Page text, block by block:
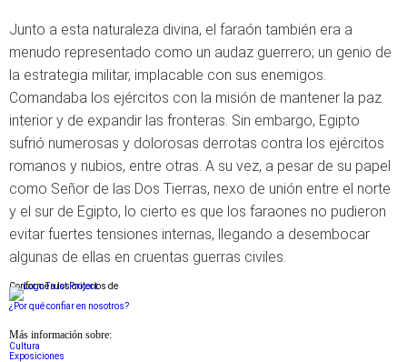
Junto a esta naturaleza divina, el faraón también era a
menudo representado como un audaz guerrero; un genio de
la estrategia militar, implacable con sus enemigos.
Comandaba los ejércitos con la misión de mantener la paz
interior y de expandir las fronteras. Sin embargo, Egipto
sufrió numerosas y dolorosas derrotas contra los ejércitos
romanos y nubios, entre otras. A su vez, a pesar de su papel
como Señor de las Dos Tierras, nexo de unión entre el norte
y el sur de Egipto, lo cierto es que los faraones no pudieron
evitar fuertes tensiones internas, llegando a desembocar
algunas de ellas en cruentas guerras civiles.
Conforme a los criterios de
¿Por qué confiar en nosotros?
Más información sobre:
Cultura
Exposiciones